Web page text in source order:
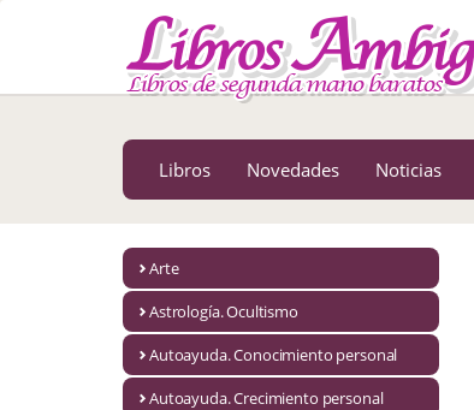
MENÚ PRINCIPAL
Astrología. Ocultismo
Autoayuda. Conocimiento personal
Libros Novedades Noticias
Arte
Astrología. Ocultismo
Autoayuda. Conocimiento personal
Autoayuda. Crecimiento personal